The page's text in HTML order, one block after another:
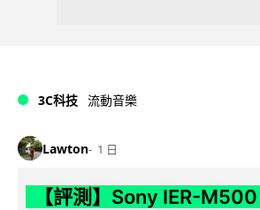
3C科技 流動音樂
Lawton 1 日
【評測】Sony IER-